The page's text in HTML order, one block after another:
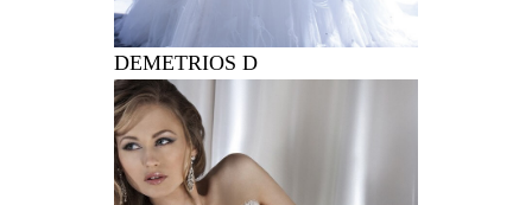
DEMETRIOS D